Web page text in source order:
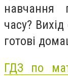
навчання
часу?
готові
ГДЗ по